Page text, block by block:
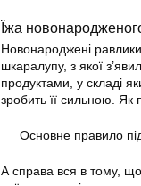
Їжа
Новонароджені
шкаралупу, з якої
продуктами, у складі
зробить її сильною. Як
Основне правило
А справа вся в тому, що